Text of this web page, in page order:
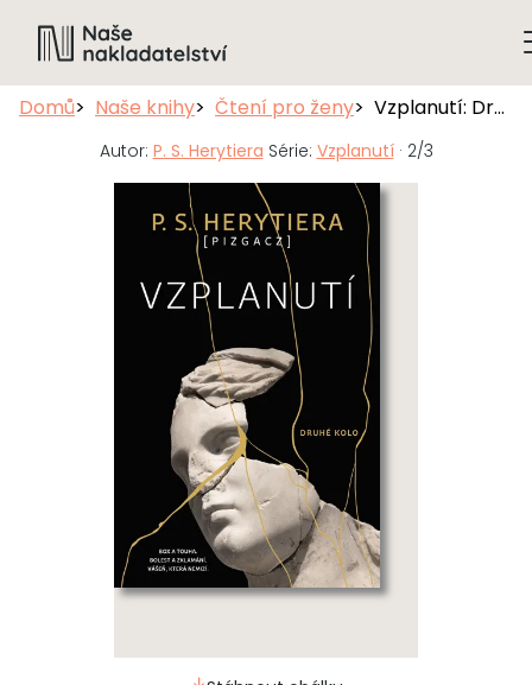
Domů Naše knihy Čtení pro ženy Vzplanutí: Druhé kolo
Autor: P. S. Herytiera Série: Vzplanutí· 2/3